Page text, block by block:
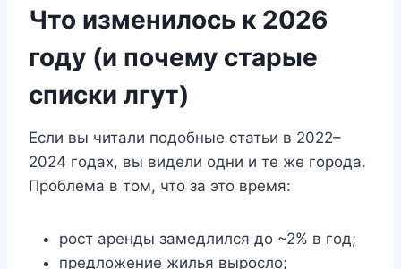
Что изменилось к 2026
году (и почему старые
списки лгут)
Если вы читали подобные статьи в 2022–
2024 годах, вы видели одни и те же города.
Проблема в том, что за это время:
рост аренды замедлился до ~2% в год;
предложение жилья выросло;